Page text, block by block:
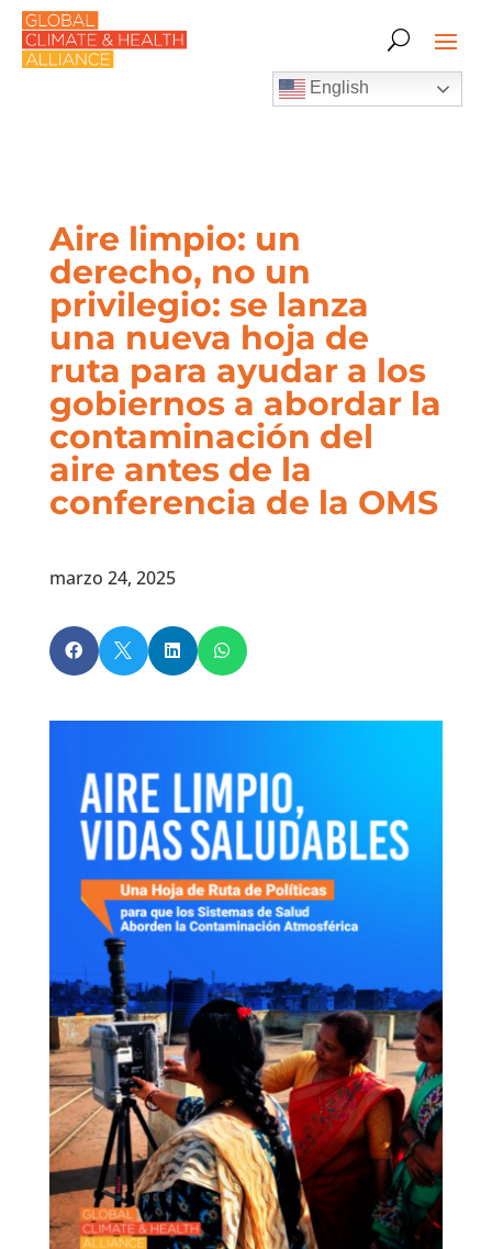
English
Aire limpio: un
derecho, no un
privilegio: se lanza
una nueva hoja de
ruta para ayudar a los
gobiernos a abordar la
contaminación del
aire antes de la
conferencia de la OMS
marzo 24, 2025
   